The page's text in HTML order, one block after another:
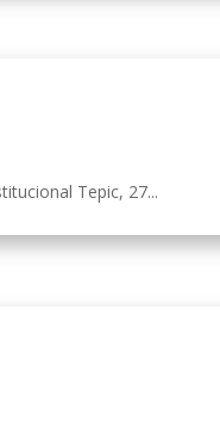
Tepic, 27...